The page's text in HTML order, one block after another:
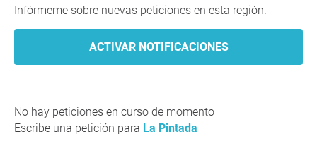
Infórmeme sobre nuevas peticiones en esta región.
No hay peticiones en curso de momento
Escribe una petición para La Pintada